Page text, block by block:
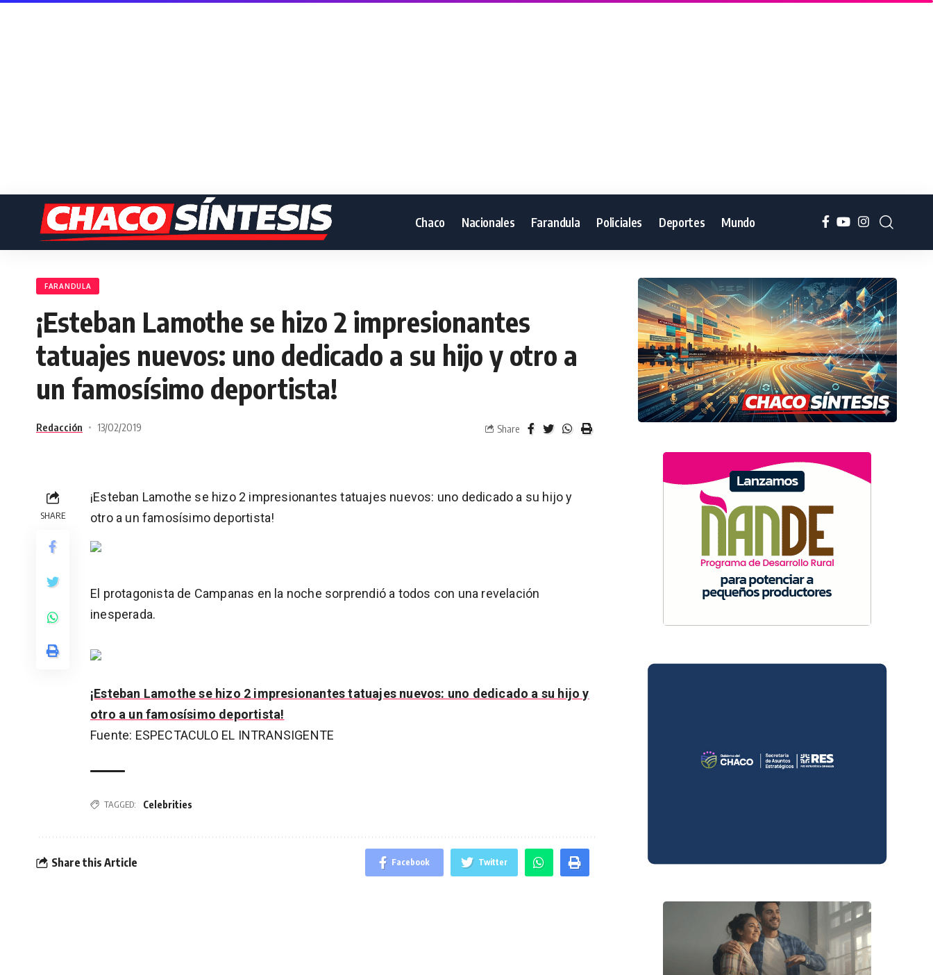
Chaco Nacionales Farandula Policiales Deportes Mundo
FARANDULA
¡Esteban Lamothe se hizo 2 impresionantes
tatuajes nuevos: uno dedicado a su hijo y otro a
un famosísimo deportista!
Redacción 13/02/2019 Share
SHARE
¡Esteban Lamothe se hizo 2 impresionantes tatuajes nuevos: uno dedicado a su hijo y
otro a un famosísimo deportista!
El protagonista de Campanas en la noche sorprendió a todos con una revelación
inesperada.
¡Esteban Lamothe se hizo 2 impresionantes tatuajes nuevos: uno dedicado a su hijo y
otro a un famosísimo deportista!
Fuente: ESPECTACULO EL INTRANSIGENTE
TAGGED: Celebrities
Share this Article Facebook Twitter